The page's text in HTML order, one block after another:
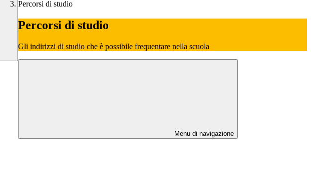
Percorsi di studio
Percorsi di studio
Gli indirizzi di studio che è possibile frequentare nella scuola
Menu di navigazione